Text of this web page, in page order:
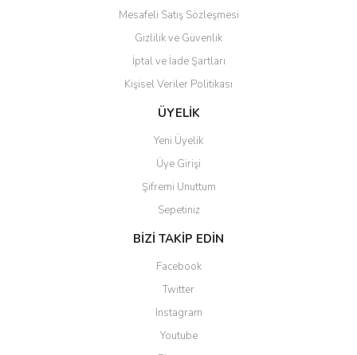
Gönder
Mesafeli Satış Sözleşmesi
Gizlilik ve Güvenlik
İptal ve İade Şartları
Kişisel Veriler Politikası
ÜYELİK
Yeni Üyelik
Üye Girişi
Şifremi Unuttum
Sepetiniz
BİZİ TAKİP EDİN
Facebook
Twitter
Instagram
Youtube